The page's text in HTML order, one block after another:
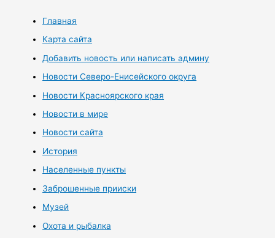
Главная
Карта сайта
Добавить новость или написать админу
Новости Северо-Енисейского округа
Новости Красноярского края
Новости в мире
Новости сайта
История
Населенные пункты
Заброшенные прииски
Музей
Охота и рыбалка